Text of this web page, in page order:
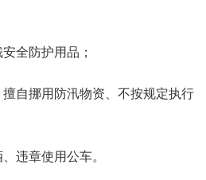
全防护用品；
自挪用防汛物资、不按规定执行
违章使用公车。